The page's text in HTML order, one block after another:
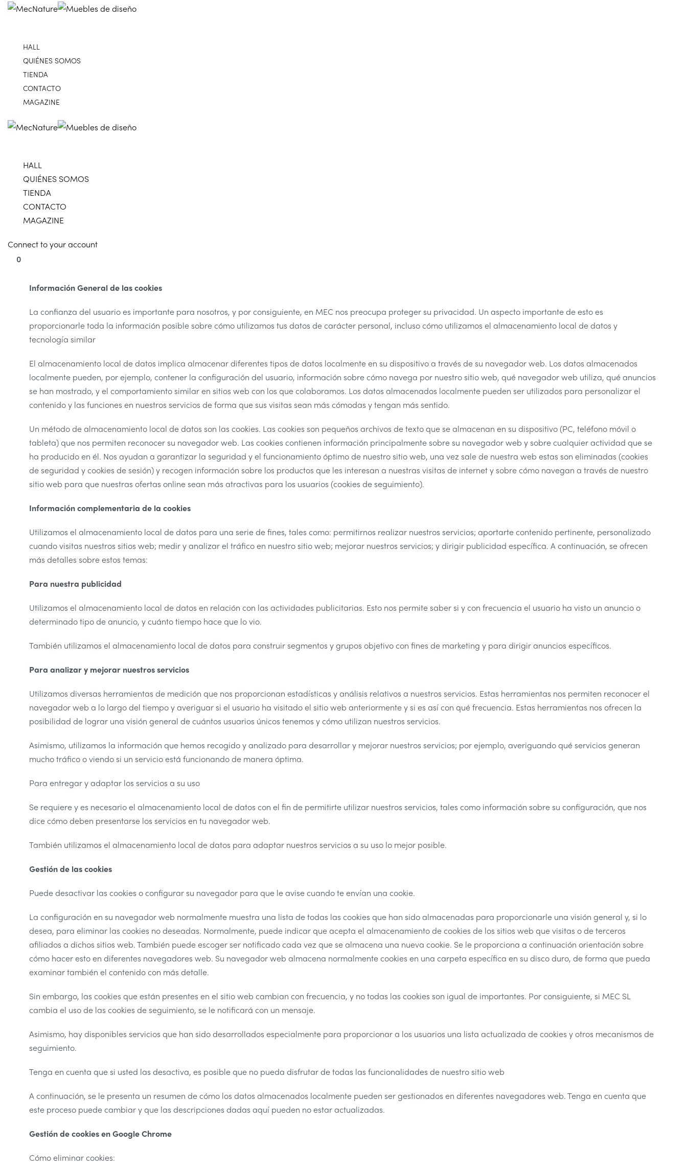
HALL
QUIÉNES SOMOS
TIENDA
CONTACTO
MAGAZINE
HALL
QUIÉNES SOMOS
TIENDA
CONTACTO
MAGAZINE
Connect to your account
0
Información General de las cookies
La confianza del usuario es importante para nosotros, y por consiguiente, en MEC nos preocupa proteger su privacidad. Un aspecto importante de esto es
proporcionarle toda la información posible sobre cómo utilizamos tus datos de carácter personal, incluso cómo utilizamos el almacenamiento local de datos y
tecnología similar
El almacenamiento local de datos implica almacenar diferentes tipos de datos localmente en su dispositivo a través de su navegador web. Los datos almacenados
localmente pueden, por ejemplo, contener la configuración del usuario, información sobre cómo navega por nuestro sitio web, qué navegador web utiliza, qué anuncios
se han mostrado, y el comportamiento similar en sitios web con los que colaboramos. Los datos almacenados localmente pueden ser utilizados para personalizar el
contenido y las funciones en nuestros servicios de forma que sus visitas sean más cómodas y tengan más sentido.
Un método de almacenamiento local de datos son las cookies. Las cookies son pequeños archivos de texto que se almacenan en su dispositivo (PC, teléfono móvil o
tableta) que nos permiten reconocer su navegador web. Las cookies contienen información principalmente sobre su navegador web y sobre cualquier actividad que se
ha producido en él. Nos ayudan a garantizar la seguridad y el funcionamiento óptimo de nuestro sitio web, una vez sale de nuestra web estas son eliminadas (cookies
de seguridad y cookies de sesión) y recogen información sobre los productos que les interesan a nuestras visitas de internet y sobre cómo navegan a través de nuestro
sitio web para que nuestras ofertas online sean más atractivas para los usuarios (cookies de seguimiento).
Información complementaria de la cookies
Utilizamos el almacenamiento local de datos para una serie de fines, tales como: permitirnos realizar nuestros servicios; aportarte contenido pertinente, personalizado
cuando visitas nuestros sitios web; medir y analizar el tráfico en nuestro sitio web; mejorar nuestros servicios; y dirigir publicidad específica. A continuación, se ofrecen
más detalles sobre estos temas:
Para nuestra publicidad
Utilizamos el almacenamiento local de datos en relación con las actividades publicitarias. Esto nos permite saber si y con frecuencia el usuario ha visto un anuncio o
determinado tipo de anuncio, y cuánto tiempo hace que lo vio.
También utilizamos el almacenamiento local de datos para construir segmentos y grupos objetivo con fines de marketing y para dirigir anuncios específicos.
Para analizar y mejorar nuestros servicios
Utilizamos diversas herramientas de medición que nos proporcionan estadísticas y análisis relativos a nuestros servicios. Estas herramientas nos permiten reconocer el
navegador web a lo largo del tiempo y averiguar si el usuario ha visitado el sitio web anteriormente y si es así con qué frecuencia. Estas herramientas nos ofrecen la
posibilidad de lograr una visión general de cuántos usuarios únicos tenemos y cómo utilizan nuestros servicios.
Asimismo, utilizamos la información que hemos recogido y analizado para desarrollar y mejorar nuestros servicios; por ejemplo, averiguando qué servicios generan
mucho tráfico o viendo si un servicio está funcionando de manera óptima.
Para entregar y adaptar los servicios a su uso
Se requiere y es necesario el almacenamiento local de datos con el fin de permitirte utilizar nuestros servicios, tales como información sobre su configuración, que nos
dice cómo deben presentarse los servicios en tu navegador web.
También utilizamos el almacenamiento local de datos para adaptar nuestros servicios a su uso lo mejor posible.
Gestión de las cookies
Puede desactivar las cookies o configurar su navegador para que le avise cuando te envían una cookie.
La configuración en su navegador web normalmente muestra una lista de todas las cookies que han sido almacenadas para proporcionarle una visión general y, si lo
desea, para eliminar las cookies no deseadas. Normalmente, puede indicar que acepta el almacenamiento de cookies de los sitios web que visitas o de terceros
afiliados a dichos sitios web. También puede escoger ser notificado cada vez que se almacena una nueva cookie. Se le proporciona a continuación orientación sobre
cómo hacer esto en diferentes navegadores web. Su navegador web almacena normalmente cookies en una carpeta específica en su disco duro, de forma que pueda
examinar también el contenido con más detalle.
Sin embargo, las cookies que están presentes en el sitio web cambian con frecuencia, y no todas las cookies son igual de importantes. Por consiguiente, si MEC SL
cambia el uso de las cookies de seguimiento, se le notificará con un mensaje.
Asimismo, hay disponibles servicios que han sido desarrollados especialmente para proporcionar a los usuarios una lista actualizada de cookies y otros mecanismos de
seguimiento.
Tenga en cuenta que si usted las desactiva, es posible que no pueda disfrutar de todas las funcionalidades de nuestro sitio web
A continuación, se le presenta un resumen de cómo los datos almacenados localmente pueden ser gestionados en diferentes navegadores web. Tenga en cuenta que
este proceso puede cambiar y que las descripciones dadas aquí pueden no estar actualizadas.
Gestión de cookies en Google Chrome
Cómo eliminar cookies: